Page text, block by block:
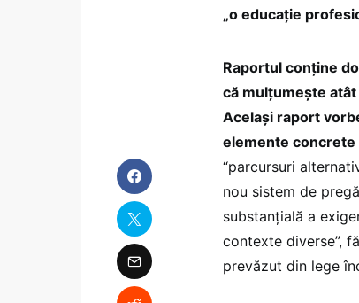
„o educație
Raportul conține
că mulțumește
Același raport
elemente
“parcursuri
nou sistem de
substanțială a
contexte diverse”,
prevăzut din lege